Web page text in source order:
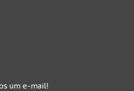
um e-mail!